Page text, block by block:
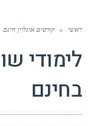
ראשי » קורסים אונליין חינם
לימודי
בחינם